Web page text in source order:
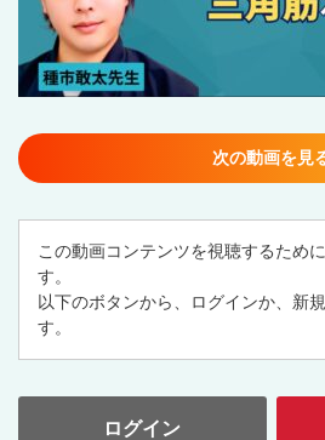
次の動画を見
この動画コンテンツを視聴するため
す。
以下のボタンから、ログインか、新
す。
ログイン